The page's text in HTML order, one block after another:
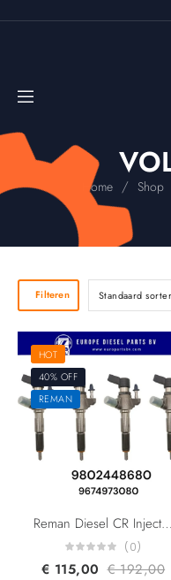
Home / Shop
Filteren
HOT
40% OFF
REMAN
Reman Diesel CR Injector VDO SIEMENS A2C59513556 Peugeot Ford Citroen PSA 9802448680 9674973080 5WS40677 AV6Q-9F593-AA
(0)
€ 115,00 €192,00